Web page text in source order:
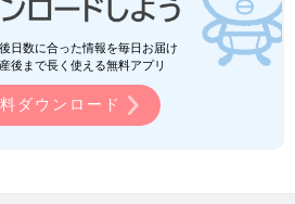
日数に合った情報を毎日お届け
後まで長く使える無料アプリ
ダウンロード